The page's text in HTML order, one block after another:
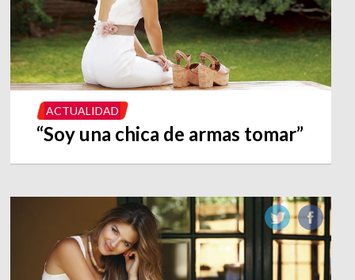
ACTUALIDAD
“Soy una chica de armas tomar”